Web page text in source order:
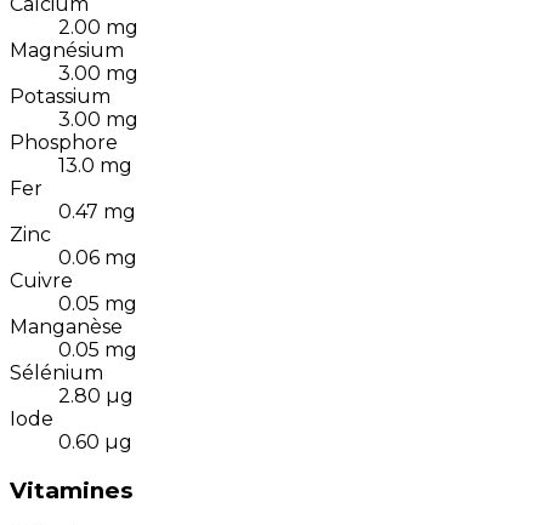
Calcium
2.00 mg
Magnésium
3.00 mg
Potassium
3.00 mg
Phosphore
13.0 mg
Fer
0.47 mg
Zinc
0.06 mg
Cuivre
0.05 mg
Manganèse
0.05 mg
Sélénium
2.80 µg
Iode
0.60 µg
Vitamines